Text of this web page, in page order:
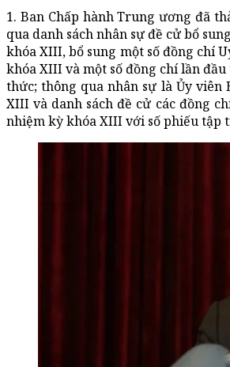
1. Ban Chấp hành Trung ương đã
qua danh sách nhân sự đề cử bổ
khóa XIII, bổ sung một số đồng chí
khóa XIII và một số đồng chí lần
thức; thông qua nhân sự là Ủy
XIII và danh sách đề cử các đồng
nhiệm kỳ khóa XIII với số phiếu tập